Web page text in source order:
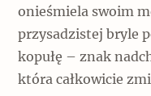
Popularne
onieśmiela swoim
przysadzistej bryle
kopułę – znak
która całkowicie